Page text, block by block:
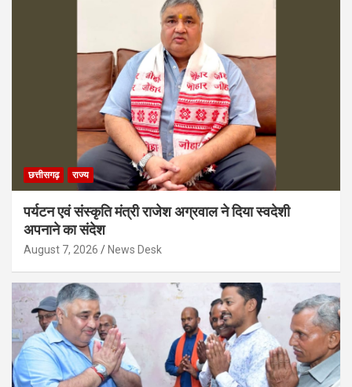
छत्तीसगढ़ राज्य
पर्यटन एवं संस्कृति मंत्री राजेश अग्रवाल ने दिया स्वदेशी
अपनाने का संदेश
August 7, 2026 News Desk